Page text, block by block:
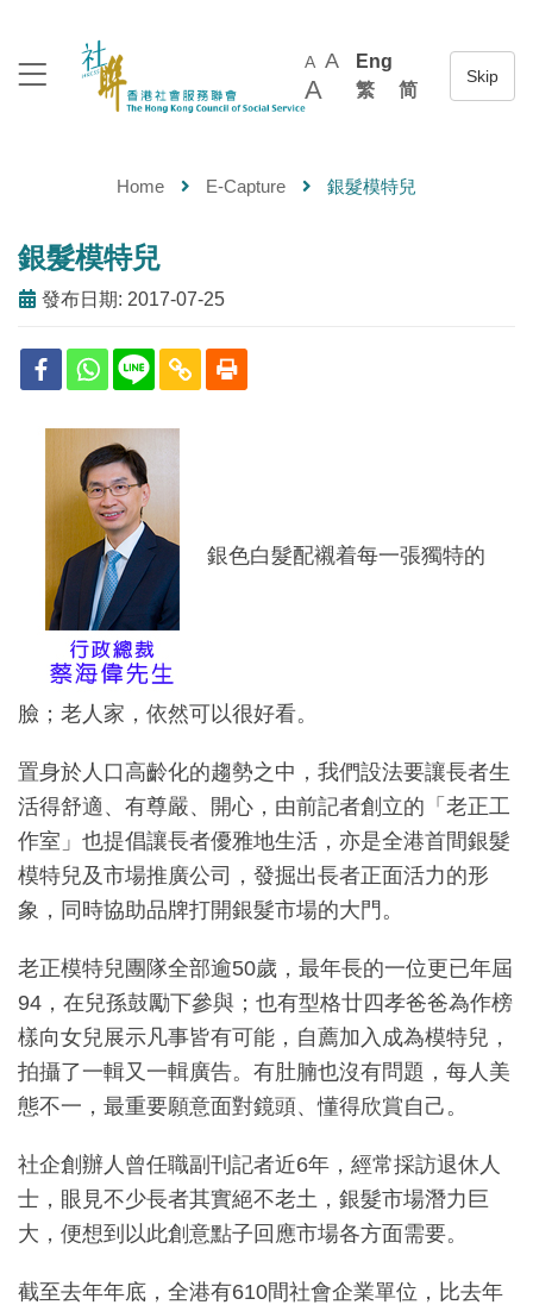
A A
A
Eng
繁
简
Home E-Capture 銀髮模特兒
銀髮模特兒
發布日期: 2017-07-25
銀色白髮配襯着每一張獨特的
臉；老人家，依然可以很好看。
置身於人口高齡化的趨勢之中，我們設法要讓長者生
活得舒適、有尊嚴、開心，由前記者創立的「老正工
作室」也提倡讓長者優雅地生活，亦是全港首間銀髮
模特兒及市場推廣公司，發掘出長者正面活力的形
象，同時協助品牌打開銀髮市場的大門。
老正模特兒團隊全部逾50歲，最年長的一位更已年屆
94，在兒孫鼓勵下參與；也有型格廿四孝爸爸為作榜
樣向女兒展示凡事皆有可能，自薦加入成為模特兒，
拍攝了一輯又一輯廣告。有肚腩也沒有問題，每人美
態不一，最重要願意面對鏡頭、懂得欣賞自己。
社企創辦人曾任職副刊記者近6年，經常採訪退休人
士，眼見不少長者其實絕不老土，銀髮市場潛力巨
大，便想到以此創意點子回應市場各方面需要。
截至去年年底，全港有610間社會企業單位，比去年